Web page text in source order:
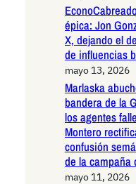
épica: Jon
X, dejando el
de influencias
mayo 13, 2026
Marlaska
bandera de la
los agentes
Montero
confusión
de la campaña
mayo 11, 2026